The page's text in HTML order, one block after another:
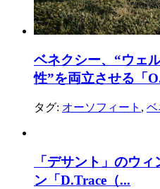
ベネクシー、“ウェ
性”を両立させる「
タグ: オーソフィート , ベ
「デサント」のウ
ン「D.Trace（...